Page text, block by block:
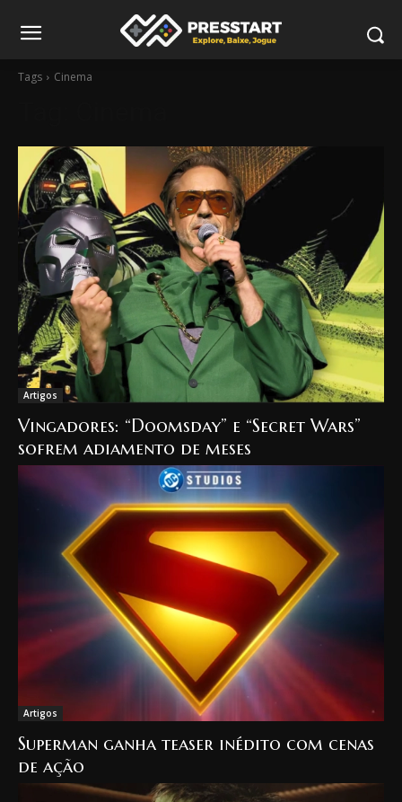
Tags Cinema
Artigos
Vingadores: “Doomsday” e “Secret Wars”
sofrem adiamento de meses
Artigos
Superman ganha teaser inédito com cenas
de ação